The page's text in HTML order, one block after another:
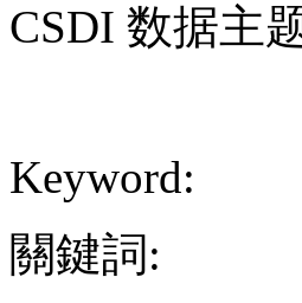
CSDI 数据主
Keyword:
關鍵詞: